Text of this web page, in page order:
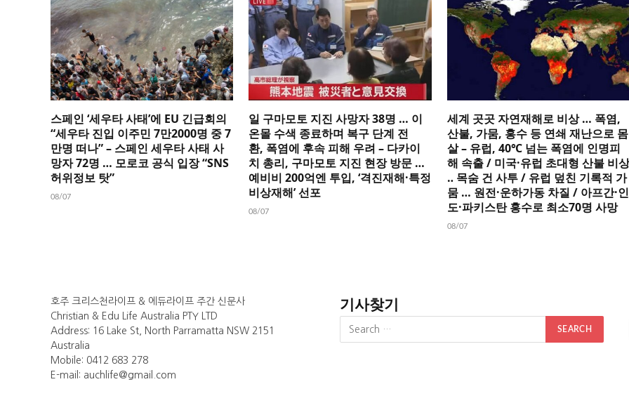
스페인 ‘세우타 사태’에 EU 긴급회의
“세우타 진입 이주민 7만2000명 중 7
만명 떠나” – 스페인 세우타 사태 사
망자 72명 … 모로코 공식 입장 “SNS
허위정보 탓”
08/07
일 구마모토 지진 사망자 38명 … 이
온몰 수색 종료하며 복구 단계 전
환, 폭염에 후속 피해 우려 – 다카이
치 총리, 구마모토 지진 현장 방문 …
예비비 200억엔 투입, ‘격진재해·특정
비상재해’ 선포
08/07
세계 곳곳 자연재해로 비상 … 폭염,
산불, 가뭄, 홍수 등 연쇄 재난으로 몸
살 – 유럽, 40℃ 넘는 폭염에 인명피
해 속출 / 미국·유럽 초대형 산불 비상
‥ 목숨 건 사투 / 유럽 덮친 기록적 가
뭄 … 원전·운하가동 차질 / 아프간·인
도·파키스탄 홍수로 최소70명 사망
08/07
호주 크리스천라이프 & 에듀라이프 주간 신문사
Christian & Edu Life Australia PTY LTD
Address: 16 Lake St, North Parramatta NSW 2151
Australia
Mobile: 0412 683 278
E-mail: auchlife@gmail.com
기사찾기